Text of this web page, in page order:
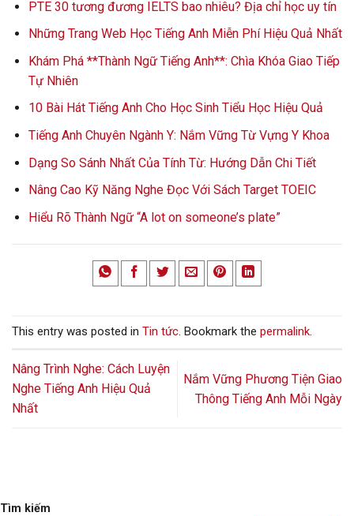
PTE 30 tương đương IELTS bao nhiêu? Địa chỉ học uy tín
Những Trang Web Học Tiếng Anh Miễn Phí Hiệu Quả Nhất
Khám Phá **Thành Ngữ Tiếng Anh**: Chìa Khóa Giao Tiếp
Tự Nhiên
10 Bài Hát Tiếng Anh Cho Học Sinh Tiểu Học Hiệu Quả
Tiếng Anh Chuyên Ngành Y: Nắm Vững Từ Vựng Y Khoa
Dạng So Sánh Nhất Của Tính Từ: Hướng Dẫn Chi Tiết
Nâng Cao Kỹ Năng Nghe Đọc Với Sách Target TOEIC
Hiểu Rõ Thành Ngữ “A lot on someone’s plate”
This entry was posted in Tin tức. Bookmark the permalink.
Nâng Trình Nghe: Cách Luyện
Nghe Tiếng Anh Hiệu Quả
Nhất
Nắm Vững Phương Tiện Giao
Thông Tiếng Anh Mỗi Ngày
Tìm kiếm